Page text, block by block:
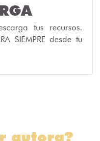
tus recursos.
SIEMPRE desde tu
autora?